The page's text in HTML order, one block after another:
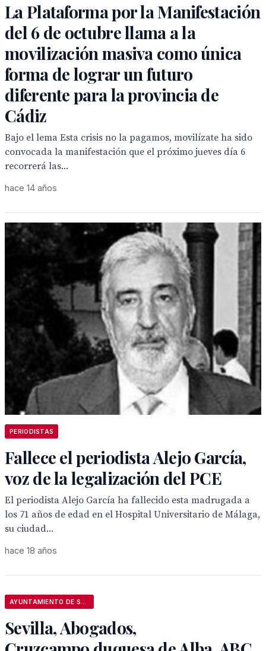
La Plataforma por la Manifestación
del 6 de octubre llama a la
movilización masiva como única
forma de lograr un futuro
diferente para la provincia de
Cádiz
Bajo el lema Esta crisis no la pagamos, movilízate ha sido
convocada la manifestación que el próximo jueves día 6
recorrerá las...
hace 14 años
PERIODISTAS
Fallece el periodista Alejo García,
voz de la legalización del PCE
El periodista Alejo García ha fallecido esta madrugada a
los 71 años de edad en el Hospital Universitario de Málaga,
su ciudad...
hace 18 años
Sevilla, Abogados,